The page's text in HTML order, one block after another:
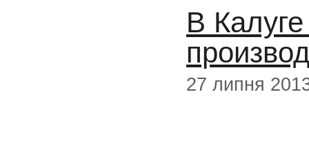
В
27 липня